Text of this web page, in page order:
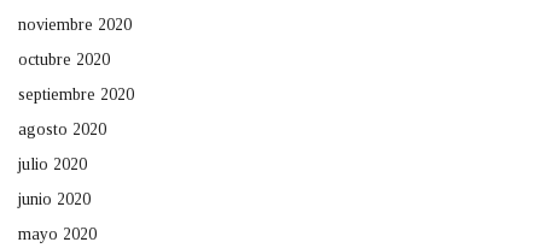
noviembre 2020
octubre 2020
septiembre 2020
agosto 2020
julio 2020
junio 2020
mayo 2020